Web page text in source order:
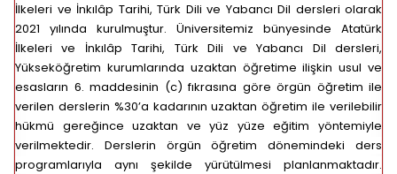
İlkeleri ve İnkılâp Tarihi, Türk Dili ve Yabancı Dil dersleri olarak
2021 yılında kurulmuştur. Üniversitemiz bünyesinde Atatürk
İlkeleri ve İnkılâp Tarihi, Türk Dili ve Yabancı Dil dersleri,
Yükseköğretim kurumlarında uzaktan öğretime ilişkin usul ve
esasların 6. maddesinin (c) fıkrasına göre örgün öğretim ile
verilen derslerin %30’a kadarının uzaktan öğretim ile verilebilir
hükmü gereğince uzaktan ve yüz yüze eğitim yöntemiyle
verilmektedir. Derslerin örgün öğretim dönemindeki ders
programlarıyla aynı şekilde yürütülmesi planlanmaktadır.